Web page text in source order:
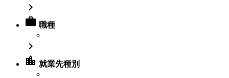

 職種

location_city 就業先種別